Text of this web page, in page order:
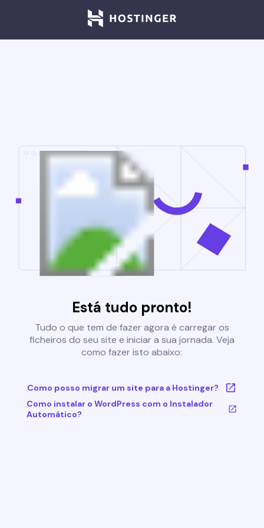
Está tudo pronto!
Tudo o que tem de fazer agora é carregar os
ficheiros do seu site e iniciar a sua jornada. Veja
como fazer isto abaixo:
Como posso migrar um site para a Hostinger?
Como instalar o WordPress com o Instalador
Automático?